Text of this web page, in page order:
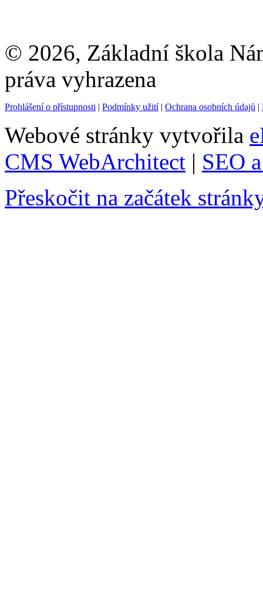
© 2026, Základní škola
práva vyhrazena
Prohlášení o přístupnosti | Podmínky užití| Ochrana osobních údajů |
Webové stránky vytvořila
CMS WebArchitect | SEO
Přeskočit na začátek